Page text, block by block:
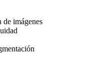
de imágenes